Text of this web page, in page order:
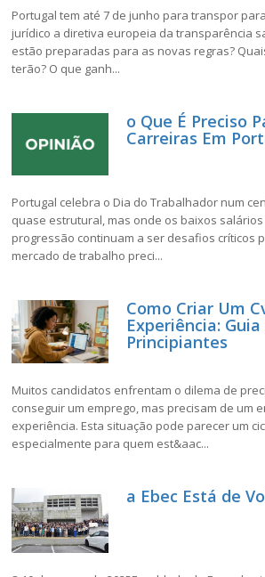
Portugal tem até 7 de junho para transpor
jurídico a diretiva europeia da transparência
estão preparadas para as novas regras?
terão? O que ganh...
o Que É Preciso
Carreiras Em
Portugal celebra o Dia do Trabalhador num
quase estrutural, mas onde os baixos
progressão continuam a ser desafios críticos
mercado de trabalho preci...
Como Criar Um
Experiência: Guia
Principiantes
Muitos candidatos enfrentam o dilema de
conseguir um emprego, mas precisam de um
experiência. Esta situação pode parecer um
especialmente para quem est&aac...
a Ebec Está de